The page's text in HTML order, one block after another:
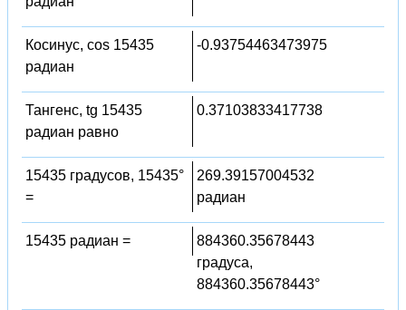
Косинус, cos 15435
радиан
-0.93754463473975
Тангенс, tg 15435
радиан равно
0.37103833417738
15435 градусов, 15435°
=
269.39157004532
радиан
15435 радиан =
884360.35678443
градуса,
884360.35678443°